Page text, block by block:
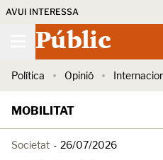
AVUI INTERESSA
Públic
Política Opinió
MOBILITAT
Societat - 26/07/2026